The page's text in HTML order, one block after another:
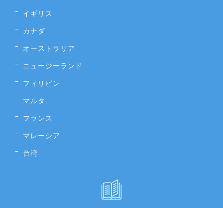
イギリス
カナダ
オーストラリア
ニュージーランド
フィリピン
マルタ
フランス
マレーシア
台湾